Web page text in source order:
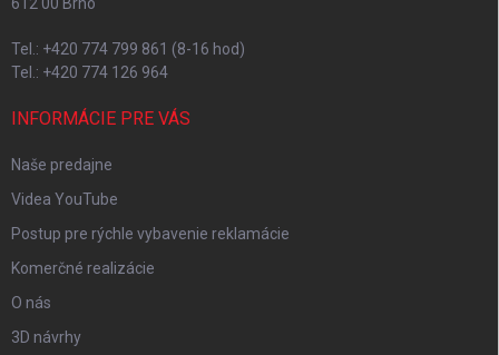
Tel.: +420 774 799 861 (8-16 hod)
Tel.: +420 774 126 964
INFORMÁCIE PRE VÁS
Naše predajne
Videa YouTube
Postup pre rýchle vybavenie reklamácie
Komerčné realizácie
O nás
3D návrhy